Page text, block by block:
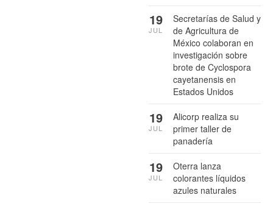
Secretarías de Salud y
de Agricultura de
México colaboran en
investigación sobre
brote de Cyclospora
cayetanensis en
Estados Unidos
19
JUL
Alicorp realiza su
primer taller de
panadería
19
JUL
Oterra lanza
colorantes líquidos
azules naturales
19
JUL